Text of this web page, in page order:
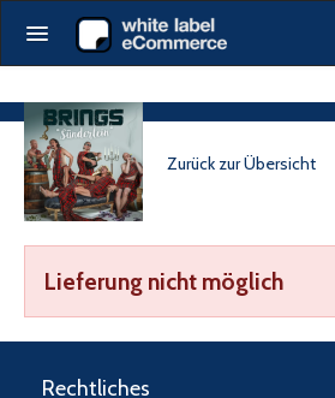
Alle events
Gutscheine
|EN
Login
Zurück zur Übersicht
Lieferung nicht möglich
Rechtliches